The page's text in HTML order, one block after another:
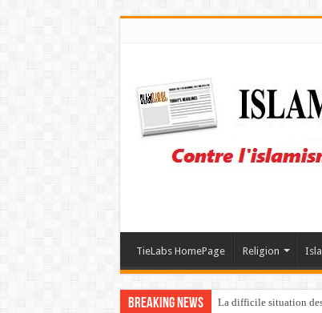
TieLabs HomePage Religion
Breaking News La difficile situation